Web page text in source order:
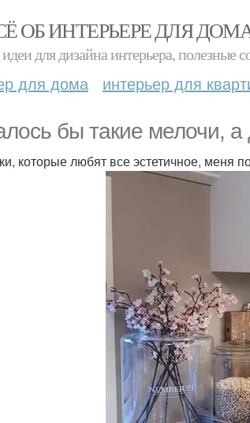
ОБ ИНТЕРЬЕРЕ ДЛЯ
для дизайна интерьера, полезные
для дома интерьер для
бы такие мелочи,
которые любят все эстетичное, меня